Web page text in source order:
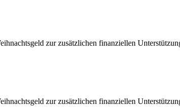
zur zusätzlichen finanziellen
zur zusätzlichen finanziellen